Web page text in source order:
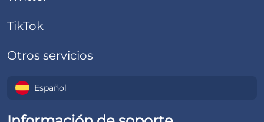
TikTok
Otros servicios
Español